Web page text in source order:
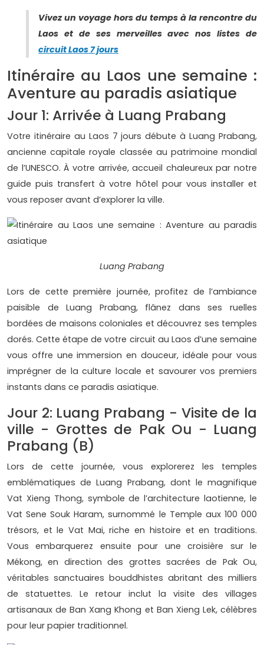
Vivez un voyage hors du temps à la rencontre du
Laos et de ses merveilles avec nos listes de
circuit Laos 7 jours
Itinéraire au Laos une semaine :
Aventure au paradis asiatique
Jour 1: Arrivée à Luang Prabang
Votre itinéraire au Laos 7 jours débute à Luang Prabang,
ancienne capitale royale classée au patrimoine mondial
de l’UNESCO. À votre arrivée, accueil chaleureux par notre
guide puis transfert à votre hôtel pour vous installer et
vous reposer avant d’explorer la ville.
Luang Prabang
Lors de cette première journée, profitez de l’ambiance
paisible de Luang Prabang, flânez dans ses ruelles
bordées de maisons coloniales et découvrez ses temples
dorés. Cette étape de votre circuit au Laos d’une semaine
vous offre une immersion en douceur, idéale pour vous
imprégner de la culture locale et savourer vos premiers
instants dans ce paradis asiatique.
Jour 2: Luang Prabang - Visite de la
ville - Grottes de Pak Ou - Luang
Prabang (B)
Lors de cette journée, vous explorerez les temples
emblématiques de Luang Prabang, dont le magnifique
Vat Xieng Thong, symbole de l’architecture laotienne, le
Vat Sene Souk Haram, surnommé le Temple aux 100 000
trésors, et le Vat Mai, riche en histoire et en traditions.
Vous embarquerez ensuite pour une croisière sur le
Mékong, en direction des grottes sacrées de Pak Ou,
véritables sanctuaires bouddhistes abritant des milliers
de statuettes. Le retour inclut la visite des villages
artisanaux de Ban Xang Khong et Ban Xieng Lek, célèbres
pour leur papier traditionnel.